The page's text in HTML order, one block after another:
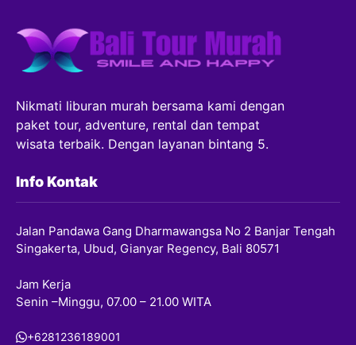
Nikmati liburan murah bersama kami dengan
paket tour, adventure, rental dan tempat
wisata terbaik. Dengan layanan bintang 5.
Info Kontak
Jalan Pandawa Gang Dharmawangsa No 2 Banjar Tengah
Singakerta, Ubud, Gianyar Regency, Bali 80571
Jam Kerja
Senin –Minggu, 07.00 – 21.00 WITA
+6281236189001